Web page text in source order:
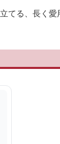
る、長く愛